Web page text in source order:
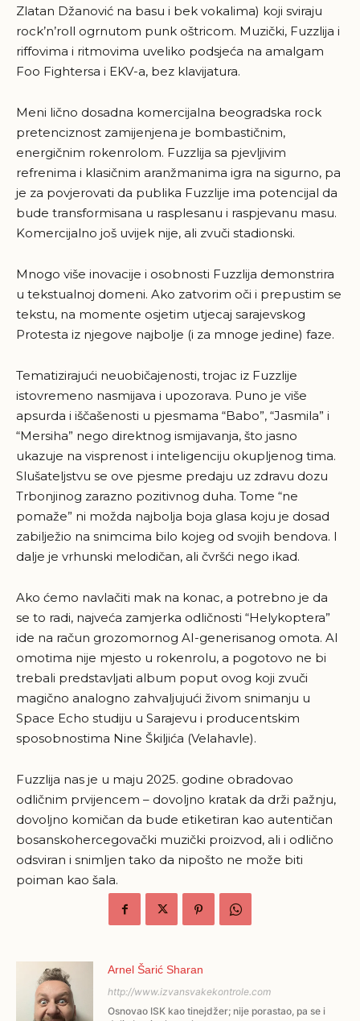
Zlatan Džanović na basu i bek vokalima) koji sviraju
rock’n’roll ogrnutom punk oštricom. Muzički, Fuzzlija i
riffovima i ritmovima uveliko podsjeća na amalgam
Foo Fightersa i EKV-a, bez klavijatura.
Meni lično dosadna komercijalna beogradska rock
pretenciznost zamijenjena je bombastičnim,
energičnim rokenrolom. Fuzzlija sa pjevljivim
refrenima i klasičnim aranžmanima igra na sigurno, pa
je za povjerovati da publika Fuzzlije ima potencijal da
bude transformisana u rasplesanu i raspjevanu masu.
Komercijalno još uvijek nije, ali zvuči stadionski.
Mnogo više inovacije i osobnosti Fuzzlija demonstrira
u tekstualnoj domeni. Ako zatvorim oči i prepustim se
tekstu, na momente osjetim utjecaj sarajevskog
Protesta iz njegove najbolje (i za mnoge jedine) faze.
Tematizirajući neuobičajenosti, trojac iz Fuzzlije
istovremeno nasmijava i upozorava. Puno je više
apsurda i iščašenosti u pjesmama “Babo”, “Jasmila” i
“Mersiha” nego direktnog ismijavanja, što jasno
ukazuje na visprenost i inteligenciju okupljenog tima.
Slušateljstvu se ove pjesme predaju uz zdravu dozu
Trbonjinog zarazno pozitivnog duha. Tome “ne
pomaže” ni možda najbolja boja glasa koju je dosad
zabilježio na snimcima bilo kojeg od svojih bendova. I
dalje je vrhunski melodičan, ali čvršći nego ikad.
Ako ćemo navlačiti mak na konac, a potrebno je da
se to radi, najveća zamjerka odličnosti “Helykoptera”
ide na račun grozomornog AI-generisanog omota. AI
omotima nije mjesto u rokenrolu, a pogotovo ne bi
trebali predstavljati album poput ovog koji zvuči
magično analogno zahvaljujući živom snimanju u
Space Echo studiju u Sarajevu i producentskim
sposobnostima Nine Škiljića (Velahavle).
Fuzzlija nas je u maju 2025. godine obradovao
odličnim prvijencem – dovoljno kratak da drži pažnju,
dovoljno komičan da bude etiketiran kao autentičan
bosanskohercegovački muzički proizvod, ali i odlično
odsviran i snimljen tako da nipošto ne može biti
poiman kao šala.
Arnel Šarić Sharan
http://www.izvansvakekontrole.com
Osnovao ISK kao tinejdžer; nije porastao, pa se i